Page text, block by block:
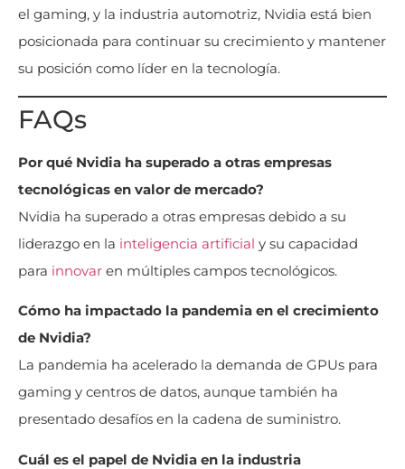
el gaming, y la industria automotriz, Nvidia está bien
posicionada para continuar su crecimiento y mantener
su posición como líder en la tecnología.
FAQs
Por qué Nvidia ha superado a otras empresas
tecnológicas en valor de mercado?
Nvidia ha superado a otras empresas debido a su
liderazgo en la inteligencia artificial y su capacidad
para innovar en múltiples campos tecnológicos.
Cómo ha impactado la pandemia en el crecimiento
de Nvidia?
La pandemia ha acelerado la demanda de GPUs para
gaming y centros de datos, aunque también ha
presentado desafíos en la cadena de suministro.
Cuál es el papel de Nvidia en la industria